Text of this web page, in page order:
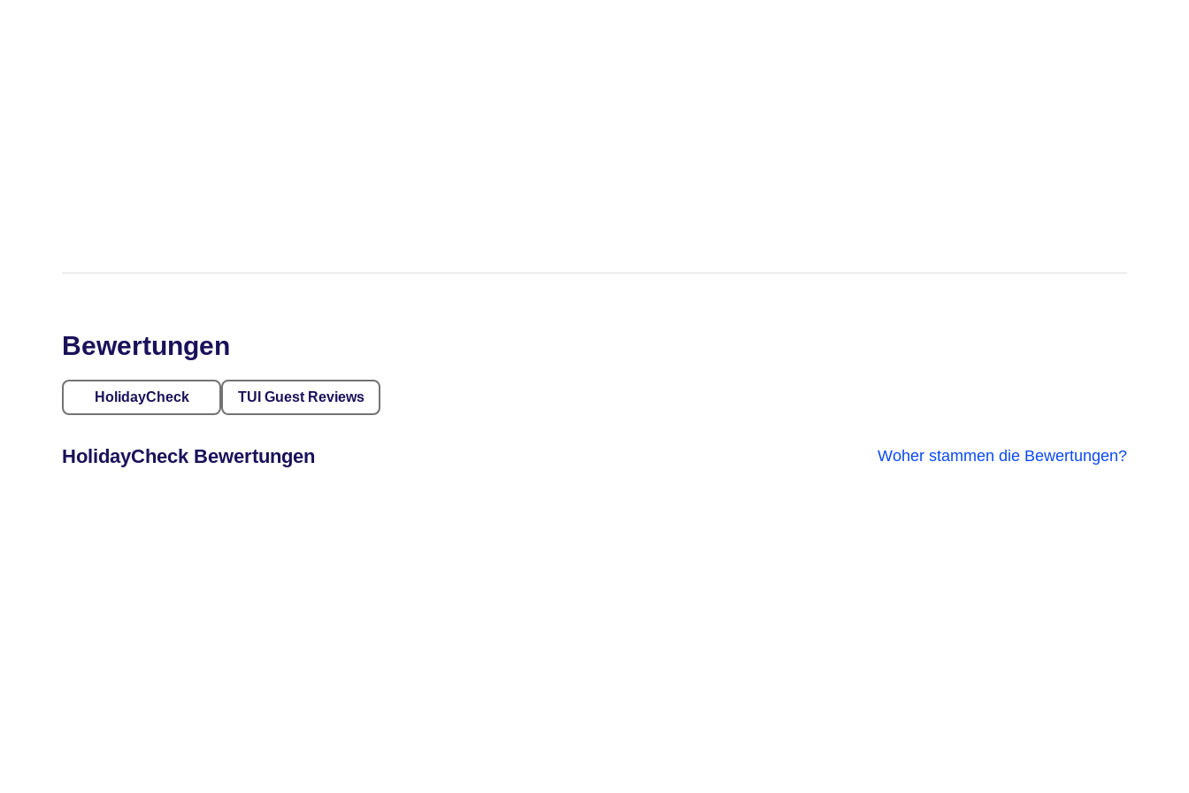
Bewertungen
HolidayCheck TUI Guest Reviews
HolidayCheck Bewertungen Woher stammen die Bewertungen?